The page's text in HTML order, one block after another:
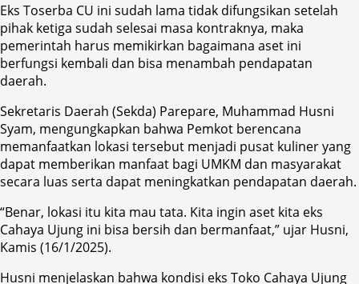
Eks Toserba CU ini sudah lama tidak difungsikan setelah
pihak ketiga sudah selesai masa kontraknya, maka
pemerintah harus memikirkan bagaimana aset ini
berfungsi kembali dan bisa menambah pendapatan
daerah.
Sekretaris Daerah (Sekda) Parepare, Muhammad Husni
Syam, mengungkapkan bahwa Pemkot berencana
memanfaatkan lokasi tersebut menjadi pusat kuliner yang
dapat memberikan manfaat bagi UMKM dan masyarakat
secara luas serta dapat meningkatkan pendapatan daerah.
“Benar, lokasi itu kita mau tata. Kita ingin aset kita eks
Cahaya Ujung ini bisa bersih dan bermanfaat,” ujar Husni,
Kamis (16/1/2025).
Husni menjelaskan bahwa kondisi eks Toko Cahaya Ujung